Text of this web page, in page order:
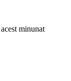
minunat